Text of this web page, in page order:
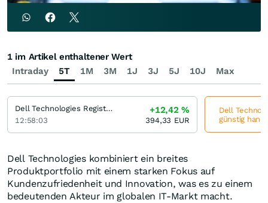
Dell Technologies kombiniert ein breites
Produktportfolio mit einem starken Fokus auf
Kundenzufriedenheit und Innovation, was es zu einem
bedeutenden Akteur im globalen IT-Markt macht.
Intraday 5T 1M 3M 1J 3J 5J 10J Max
1 im Artikel enthaltener Wert
Dell Technologies Registered (C)
12:58:03
+12,42%
394,33 EUR
Dell
günstig